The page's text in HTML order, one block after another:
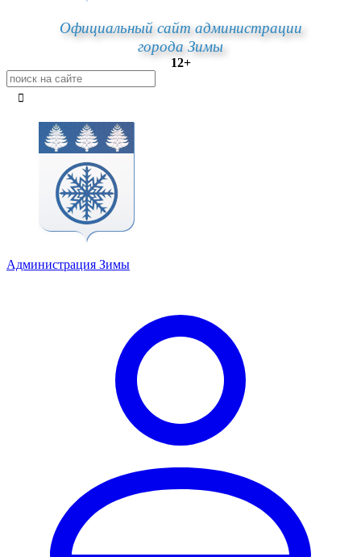
Официальный сайт администрации
города Зимы
12+
Администрация Зимы